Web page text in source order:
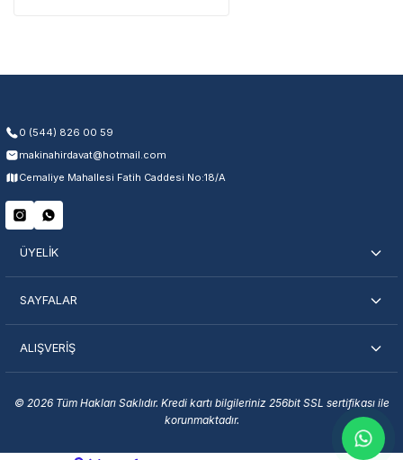
0 (544) 826 00 59
makinahirdavat@hotmail.com
Cemaliye Mahallesi Fatih Caddesi No:18/A
ÜYELİK
SAYFALAR
ALIŞVERİŞ
© 2026 Tüm Hakları Saklıdır. Kredi kartı bilgileriniz 256bit SSL sertifikası ile
korunmaktadır.